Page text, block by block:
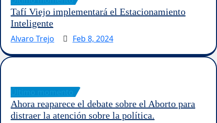
Tafí Viejo implementará el Estacionamiento
Inteligente
Alvaro Trejo
Feb 8, 2024
Ahora reaparece el debate sobre el Aborto para
distraer la atención sobre la política.